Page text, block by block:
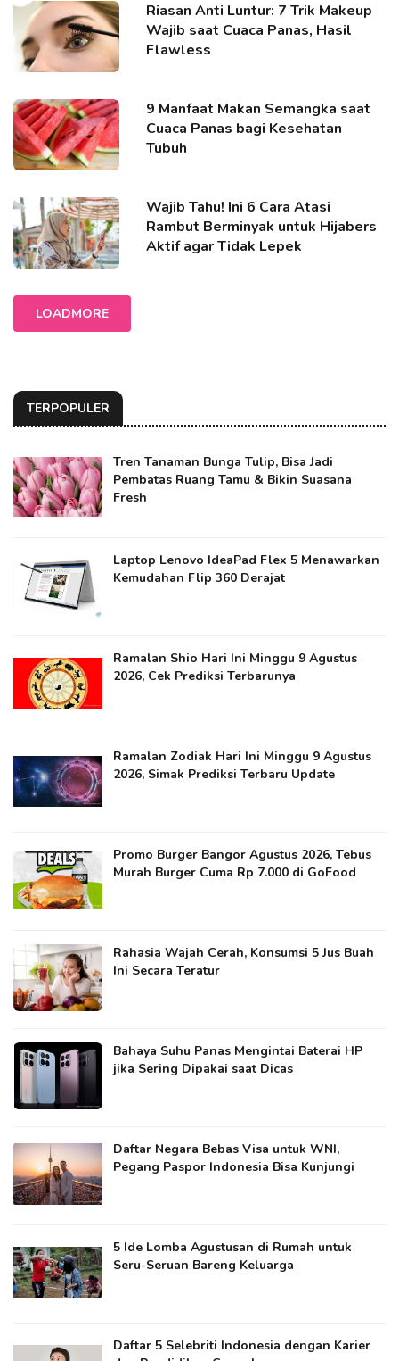
Riasan Anti Luntur: 7 Trik Makeup
Wajib saat Cuaca Panas, Hasil
Flawless
9 Manfaat Makan Semangka saat
Cuaca Panas bagi Kesehatan
Tubuh
Wajib Tahu! Ini 6 Cara Atasi
Rambut Berminyak untuk Hijabers
Aktif agar Tidak Lepek
LOADMORE
TERPOPULER
Tren Tanaman Bunga Tulip, Bisa Jadi
Pembatas Ruang Tamu & Bikin Suasana
Fresh
Laptop Lenovo IdeaPad Flex 5 Menawarkan
Kemudahan Flip 360 Derajat
Ramalan Shio Hari Ini Minggu 9 Agustus
2026, Cek Prediksi Terbarunya
Ramalan Zodiak Hari Ini Minggu 9 Agustus
2026, Simak Prediksi Terbaru Update
Promo Burger Bangor Agustus 2026, Tebus
Murah Burger Cuma Rp 7.000 di GoFood
Rahasia Wajah Cerah, Konsumsi 5 Jus Buah
Ini Secara Teratur
Bahaya Suhu Panas Mengintai Baterai HP
jika Sering Dipakai saat Dicas
Daftar Negara Bebas Visa untuk WNI,
Pegang Paspor Indonesia Bisa Kunjungi
5 Ide Lomba Agustusan di Rumah untuk
Seru-Seruan Bareng Keluarga
Daftar 5 Selebriti Indonesia dengan Karier